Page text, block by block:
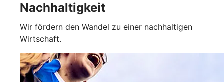
Nachhaltigkeit
Wir fördern den Wandel zu einer nachhaltigen
Wirtschaft.